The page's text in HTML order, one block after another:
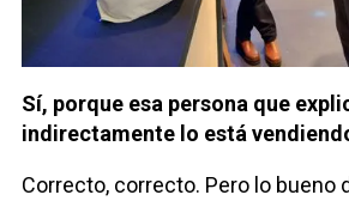
Sí, porque esa persona que
indirectamente lo está
Correcto, correcto. Pero lo bueno